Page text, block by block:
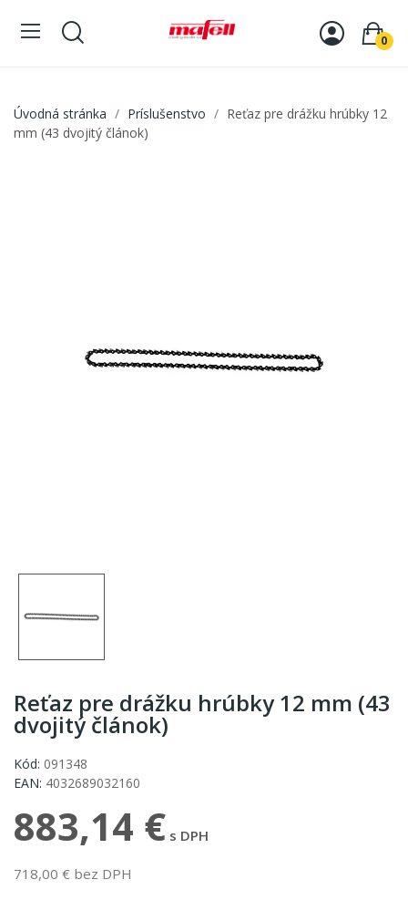
0
Úvodná stránka Príslušenstvo
Reťaz pre drážku hrúbky 12
mm (43 dvojitý článok)
Reťaz pre drážku hrúbky 12 mm (43
dvojitý článok)
Kód: 091348
EAN: 4032689032160
883,14 € s DPH
718,00 € bez DPH